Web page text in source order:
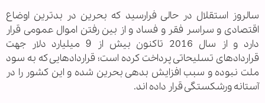
سالروز استقلال در حالی فرارسید که بحرین در بدترین اوضاع
اقتصادی و سراسر فقر و فساد و از بین رفتن اموال عمومی قرار
دارد و از سال 2016 تاکنون بیش از 9 میلیارد دلار جهت
قراردادهای تسلیحاتی پرداخت کرده است؛ قراردادهایی که به سود
ملت نبوده و سبب افزایش بدهی بحرین شده و این کشور را در
آستانه ورشکستگی قرار داده اند.